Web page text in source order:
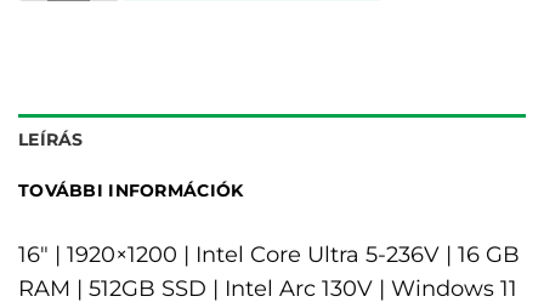
LEÍRÁS
TOVÁBBI INFORMÁCIÓK
16" | 1920×1200 | Intel Core Ultra 5-236V | 16 GB
RAM | 512GB SSD | Intel Arc 130V | Windows 11